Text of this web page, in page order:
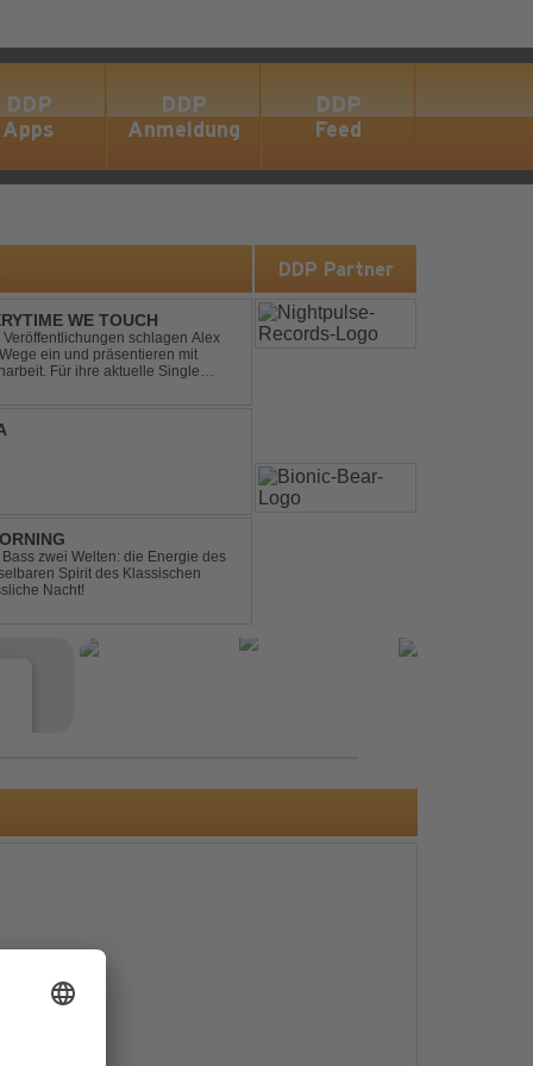
DDP
Apps
DDP
Anmeldung
DDP
Feed
WE TOUCH
schlagen Alex
ein und präsentieren mit
Für ihre aktuelle Single
zwei Welten: die Energie des
Spirit des Klassischen
Nacht!
DDP Partner